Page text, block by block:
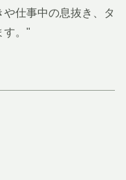
仕事中の息抜き、タ
す。"